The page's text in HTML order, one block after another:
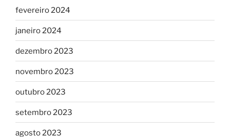
fevereiro 2024
janeiro 2024
dezembro 2023
novembro 2023
outubro 2023
setembro 2023
agosto 2023